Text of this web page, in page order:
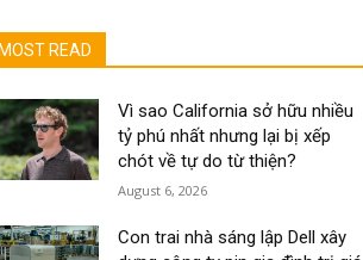
MOST READ
Vì sao California sở hữu nhiều
tỷ phú nhất nhưng lại bị xếp
chót về tự do từ thiện?
August 6, 2026
Con trai nhà sáng lập Dell xây